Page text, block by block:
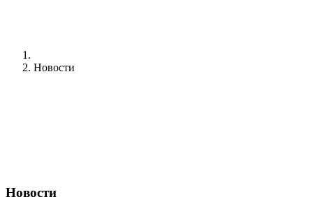
Новости
Новости